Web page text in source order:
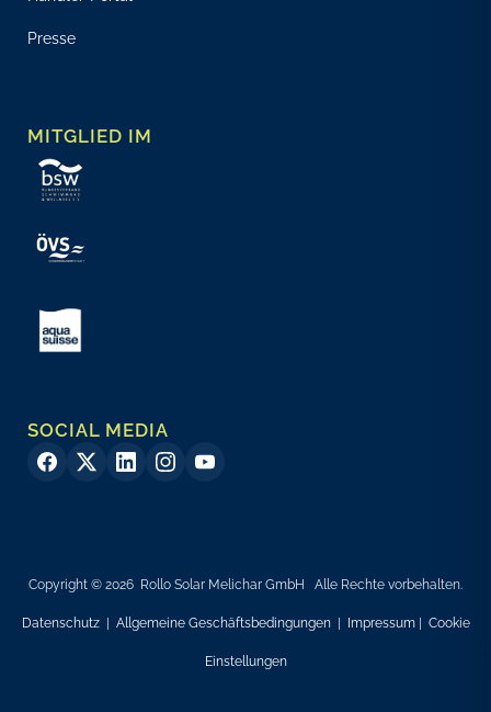
Presse
MITGLIED IM
SOCIAL MEDIA
Copyright © 2026 Rollo Solar Melichar GmbH Alle Rechte vorbehalten.
Datenschutz| Allgemeine Geschäftsbedingungen| Impressum| Cookie
Einstellungen